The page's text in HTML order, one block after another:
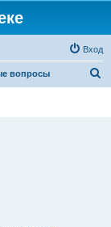
Вход
вопросы